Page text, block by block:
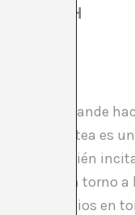
BETH
se expande
plantea es
sino también
social en torno a
los prejuicios en